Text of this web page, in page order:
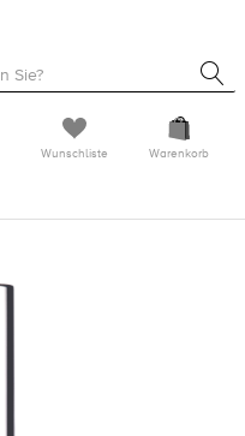
Wunschliste Warenkorb